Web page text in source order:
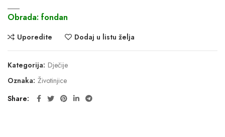
Obrada: fondan
Uporedite Dodaj u listu želja
Kategorija: Dječije
Oznaka: Životinjice
Share